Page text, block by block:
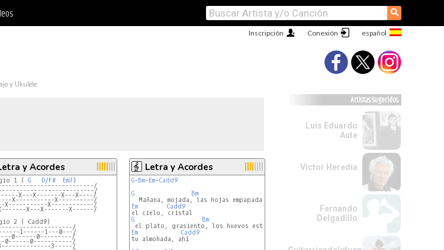
⚲
Conexión
Inscripción
y Ukulele
y Acordes
1 ( G D/F# Em7
X---X-------X---X----/
X-----------X----------/
X-----------X------------/
X---X-------X------/
1------1---0---/
0------0---------/
0------0-----------/
3-----/
Letra y Acordes
G-Bm-Em-Cadd9
G
Bm
Em
Cadd9
G
Bm
Em
Cadd9
tu almohada, ahí
Artistas Sugeridos
Luis Eduardo
Aute
Victor Heredia
Fernando
Delgadillo